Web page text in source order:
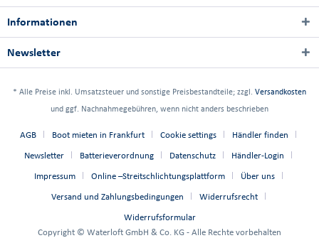
Informationen
Newsletter
* Alle Preise inkl. Umsatzsteuer und sonstige Preisbestandteile; zzgl. Versandkosten
und ggf. Nachnahmegebühren, wenn nicht anders beschrieben
AGB Boot mieten in Frankfurt Cookie settings Händler finden
Newsletter Batterieverordnung Datenschutz Händler-Login
Impressum Online –Streitschlichtungsplattform Über uns
Versand und Zahlungsbedingungen Widerrufsrecht
Widerrufsformular
Copyright © Waterloft GmbH & Co. KG - Alle Rechte vorbehalten